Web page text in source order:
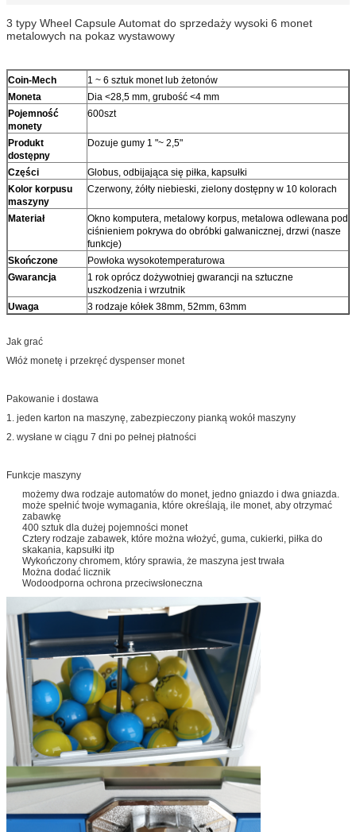
3 typy Wheel Capsule Automat do sprzedaży wysoki 6 monet
metalowych na pokaz wystawowy
Coin-Mech
1 ~ 6 sztuk monet lub żetonów
Moneta
Dia <28,5 mm, grubość <4 mm
Pojemność
monety
600szt
Produkt
dostępny
Dozuje gumy 1 "~ 2,5"
Części
Globus, odbijająca się piłka, kapsułki
Kolor korpusu
maszyny
Czerwony, żółty niebieski, zielony dostępny w 10 kolorach
Materiał
Okno komputera, metalowy korpus, metalowa odlewana pod
ciśnieniem pokrywa do obróbki galwanicznej, drzwi (nasze
funkcje)
Skończone
Powłoka wysokotemperaturowa
Gwarancja
1 rok oprócz dożywotniej gwarancji na sztuczne
uszkodzenia i wrzutnik
Uwaga
3 rodzaje kółek 38mm, 52mm, 63mm
Jak grać
Włóż monetę i przekręć dyspenser monet
Pakowanie i dostawa
1. jeden karton na maszynę, zabezpieczony pianką wokół maszyny
2. wysłane w ciągu 7 dni po pełnej płatności
Funkcje maszyny
możemy dwa rodzaje automatów do monet, jedno gniazdo i dwa gniazda.
może spełnić twoje wymagania, które określają, ile monet, aby otrzymać
zabawkę
400 sztuk dla dużej pojemności monet
Cztery rodzaje zabawek, które można włożyć, guma, cukierki, piłka do
skakania, kapsułki itp
Wykończony chromem, który sprawia, że ​​maszyna jest trwała
Można dodać licznik
Wodoodporna ochrona przeciwsłoneczna